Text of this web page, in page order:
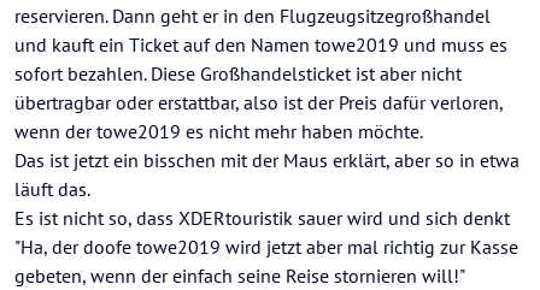
reservieren. Dann geht er in den Flugzeugsitzegroßhandel
und kauft ein Ticket auf den Namen towe2019 und muss es
sofort bezahlen. Diese Großhandelsticket ist aber nicht
übertragbar oder erstattbar, also ist der Preis dafür verloren,
wenn der towe2019 es nicht mehr haben möchte.
Das ist jetzt ein bisschen mit der Maus erklärt, aber so in etwa
läuft das.
Es ist nicht so, dass XDERtouristik sauer wird und sich denkt
"Ha, der doofe towe2019 wird jetzt aber mal richtig zur Kasse
gebeten, wenn der einfach seine Reise stornieren will!"